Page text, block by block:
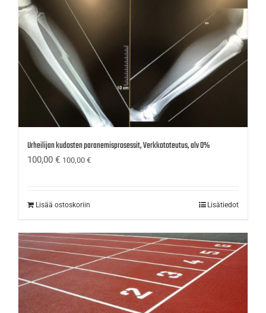
Urheilijan kudosten paranemisprosessit, Verkkototeutus, alv 0%
100,00 € 100,00 €
Lisää ostoskoriin Lisätiedot